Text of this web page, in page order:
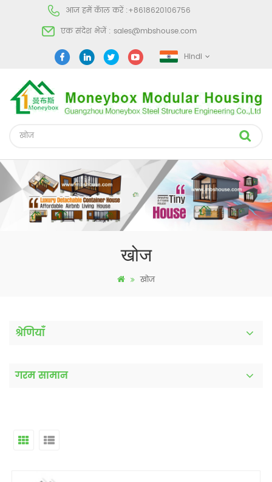
आज हमें कॅाल करें :+8618620106756
एक संदेश भेजें : sales@mbshouse.com
Hindi
खोज
खोज
श्रेणियाँ
गरम सामान